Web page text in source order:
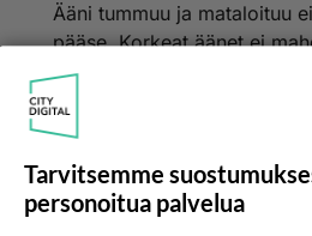
Ääni tummuu ja mataloituu
pääse. Korkeat äänet ei
kuten joillain nuorilla
laaja ääni-ala, kuten on
Joillain mieslaulajilla on
Äänestä
Tarvitsemme
personoitua palvelua